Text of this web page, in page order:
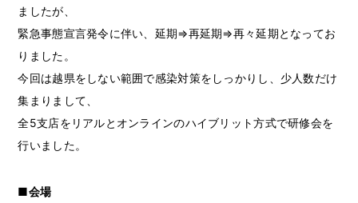
ましたが、
緊急事態宣言発令に伴い、延期⇒再延期⇒再々延期となってお
りました。
今回は越県をしない範囲で感染対策をしっかりし、少人数だけ
集まりまして、
全5支店をリアルとオンラインのハイブリット方式で研修会を
行いました。
■会場